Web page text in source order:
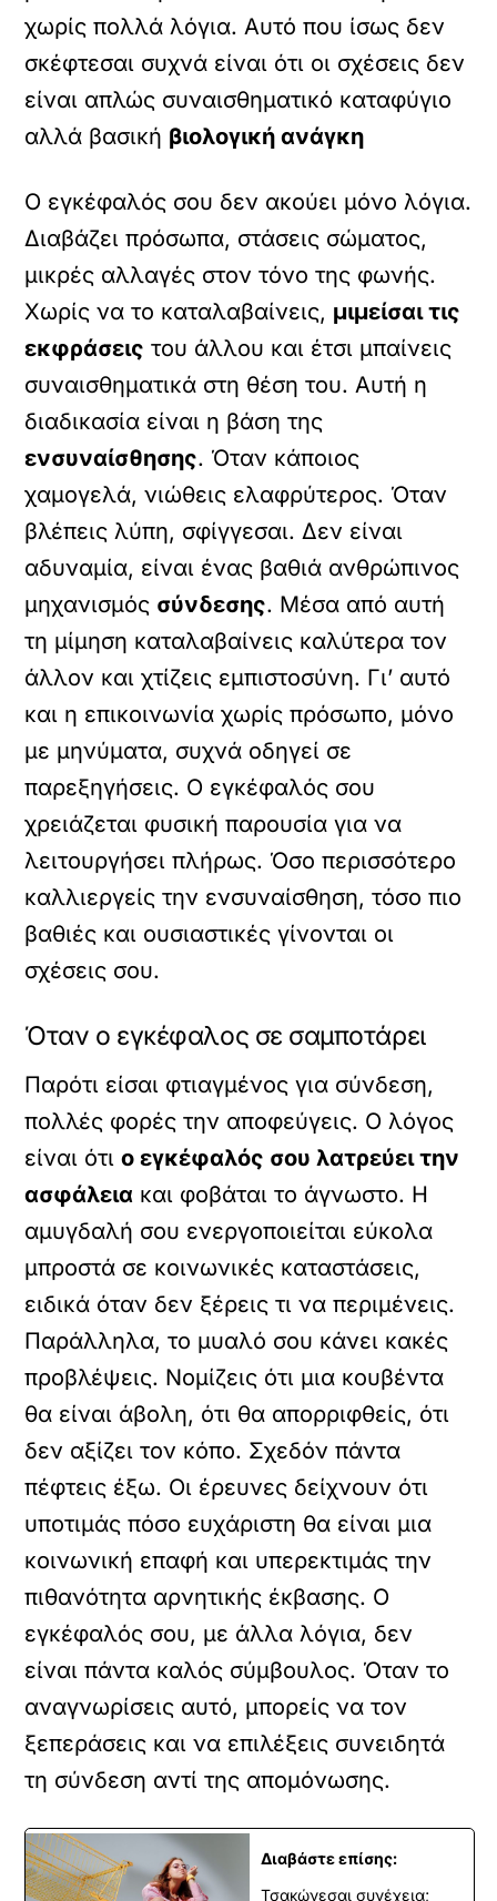
χωρίς πολλά λόγια. Αυτό που ίσως δεν
σκέφτεσαι συχνά είναι ότι οι σχέσεις δεν
είναι απλώς συναισθηματικό καταφύγιο
αλλά βασική βιολογική ανάγκη
Ο εγκέφαλός σου δεν ακούει μόνο λόγια.
Διαβάζει πρόσωπα, στάσεις σώματος,
μικρές αλλαγές στον τόνο της φωνής.
Χωρίς να το καταλαβαίνεις, μιμείσαι τις
εκφράσεις του άλλου και έτσι μπαίνεις
συναισθηματικά στη θέση του. Αυτή η
διαδικασία είναι η βάση της
ενσυναίσθησης. Όταν κάποιος
χαμογελά, νιώθεις ελαφρύτερος. Όταν
βλέπεις λύπη, σφίγγεσαι. Δεν είναι
αδυναμία, είναι ένας βαθιά ανθρώπινος
μηχανισμός σύνδεσης. Μέσα από αυτή
τη μίμηση καταλαβαίνεις καλύτερα τον
άλλον και χτίζεις εμπιστοσύνη. Γι’ αυτό
και η επικοινωνία χωρίς πρόσωπο, μόνο
με μηνύματα, συχνά οδηγεί σε
παρεξηγήσεις. Ο εγκέφαλός σου
χρειάζεται φυσική παρουσία για να
λειτουργήσει πλήρως. Όσο περισσότερο
καλλιεργείς την ενσυναίσθηση, τόσο πιο
βαθιές και ουσιαστικές γίνονται οι
σχέσεις σου.
Όταν ο εγκέφαλος σε σαμποτάρει
Παρότι είσαι φτιαγμένος για σύνδεση,
πολλές φορές την αποφεύγεις. Ο λόγος
είναι ότιο εγκέφαλός σου λατρεύει την
ασφάλεια και φοβάται το άγνωστο. Η
αμυγδαλή σου ενεργοποιείται εύκολα
μπροστά σε κοινωνικές καταστάσεις,
ειδικά όταν δεν ξέρεις τι να περιμένεις.
Παράλληλα, το μυαλό σου κάνει κακές
προβλέψεις. Νομίζεις ότι μια κουβέντα
θα είναι άβολη, ότι θα απορριφθείς, ότι
δεν αξίζει τον κόπο. Σχεδόν πάντα
πέφτεις έξω. Οι έρευνες δείχνουν ότι
υποτιμάς πόσο ευχάριστη θα είναι μια
κοινωνική επαφή και υπερεκτιμάς την
πιθανότητα αρνητικής έκβασης. Ο
εγκέφαλός σου, με άλλα λόγια, δεν
είναι πάντα καλός σύμβουλος. Όταν το
αναγνωρίσεις αυτό, μπορείς να τον
ξεπεράσεις και να επιλέξεις συνειδητά
τη σύνδεση αντί της απομόνωσης.
Διαβάστε επίσης:
Τσακώνεσαι συνέχεια;